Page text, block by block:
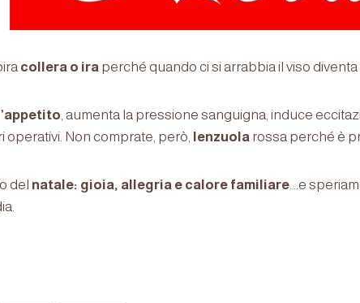
collera o ira perché quando ci si arrabbia il viso
, aumenta la pressione sanguigna, induce
operativi. Non comprate, però, lenzuola rossa perché è
del natale: gioia, allegria e calore familiare….e